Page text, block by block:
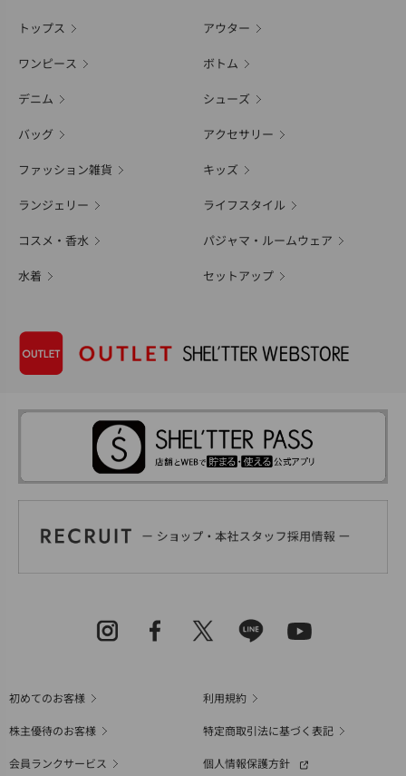
トップス アウター
ワンピース ボトム
デニム シューズ
バッグ アクセサリー
ファッション雑貨 キッズ
ランジェリー ライフスタイル
コスメ・香水 パジャマ・ルームウェア
水着 セットアップ
初めてのお客様
利用規約
株主優待のお客様
特定商取引法に基づく表記
会員ランクサービス
個人情報保護方針